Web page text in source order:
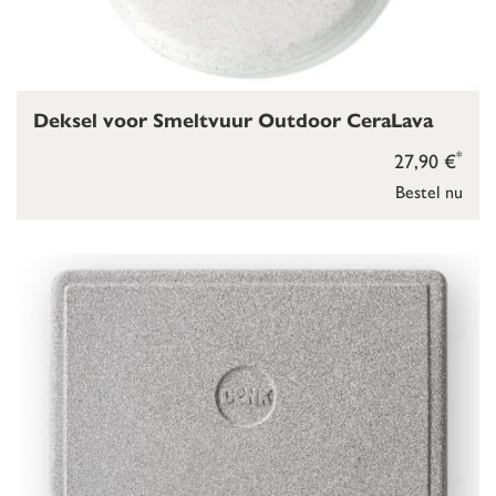
Bestel nu
27,90 €*
Deksel voor Smeltvuur Outdoor CeraLava